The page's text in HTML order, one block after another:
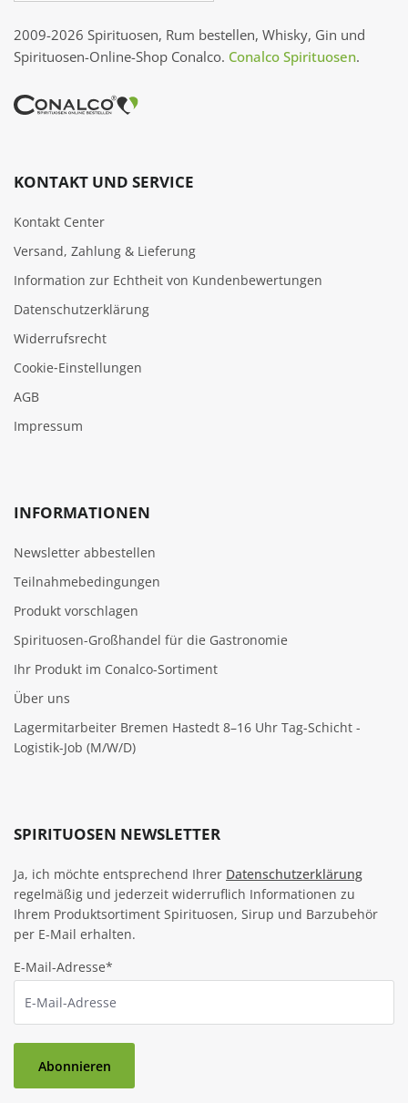
2009-2026 Spirituosen, Rum bestellen, Whisky, Gin und
Spirituosen-Online-Shop Conalco. Conalco Spirituosen.
KONTAKT UND SERVICE
Kontakt Center
Versand, Zahlung & Lieferung
Information zur Echtheit von Kundenbewertungen
Datenschutzerklärung
Widerrufsrecht
Cookie‑Einstellungen
AGB
Impressum
INFORMATIONEN
Newsletter abbestellen
Teilnahmebedingungen
Produkt vorschlagen
Spirituosen-Großhandel für die Gastronomie
Ihr Produkt im Conalco-Sortiment
Über uns
Lagermitarbeiter Bremen Hastedt 8–16 Uhr Tag-Schicht -
Logistik-Job (M/W/D)
SPIRITUOSEN NEWSLETTER
Ja, ich möchte entsprechend Ihrer Datenschutzerklärung
regelmäßig und jederzeit widerruflich Informationen zu
Ihrem Produktsortiment Spirituosen, Sirup und Barzubehör
per E-Mail erhalten.
E-Mail-Adresse*
Abonnieren